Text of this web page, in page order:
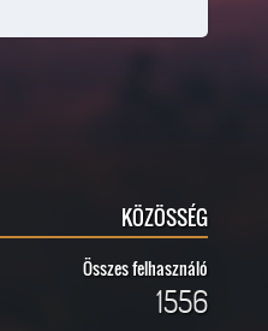
KÖZÖSSÉG
Összes felhasználó
1556